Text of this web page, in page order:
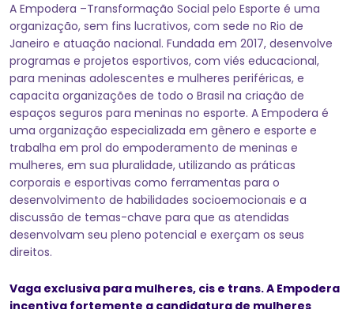
A Empodera –Transformação Social pelo Esporte é uma
organização, sem fins lucrativos, com sede no Rio de
Janeiro e atuação nacional. Fundada em 2017, desenvolve
programas e projetos esportivos, com viés educacional,
para meninas adolescentes e mulheres periféricas, e
capacita organizações de todo o Brasil na criação de
espaços seguros para meninas no esporte. A Empodera é
uma organização especializada em gênero e esporte e
trabalha em prol do empoderamento de meninas e
mulheres, em sua pluralidade, utilizando as práticas
corporais e esportivas como ferramentas para o
desenvolvimento de habilidades socioemocionais e a
discussão de temas-chave para que as atendidas
desenvolvam seu pleno potencial e exerçam os seus
direitos.
Vaga exclusiva para mulheres, cis e trans. A Empodera